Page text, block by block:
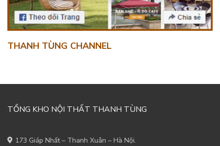
THANH TÙNG CHANNEL
TỔNG KHO NỘI THẤT THANH TÙNG
173 Giáp Nhất – Thanh Xuân – Hà Nội.